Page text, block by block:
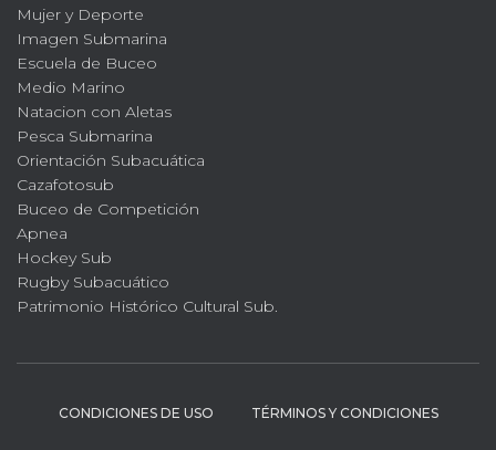
Mujer y Deporte
Imagen Submarina
Escuela de Buceo
Medio Marino
Natacion con Aletas
Pesca Submarina
Orientación Subacuática
Cazafotosub
Buceo de Competición
Apnea
Hockey Sub
Rugby Subacuático
Patrimonio Histórico Cultural Sub.
CONDICIONES DE USO TÉRMINOS Y CONDICIONES